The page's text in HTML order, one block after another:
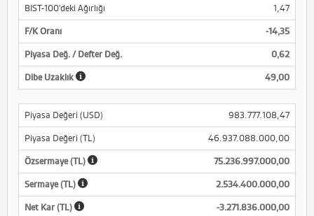
BIST-100'deki Ağırlığı 1,47
F/K Oranı -14,35
Piyasa Değ. / Defter Değ. 0,62
Dibe Uzaklık 49,00
Piyasa Değeri (USD) 983.777.108,47
Piyasa Değeri (TL) 46.937.088.000,00
Özsermaye (TL) 75.236.997.000,00
Sermaye (TL) 2.534.400.000,00
Net Kar (TL) -3.271.836.000,00